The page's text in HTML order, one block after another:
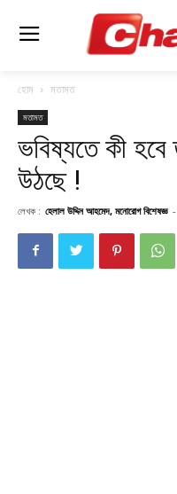
হোম মতামত
মতামত
ভবিষ্যতে কী হবে
উঠছে !
লেখক : হেলাল উদ্দিন আহমেদ, মনোরোগ বিশেষজ্ঞ -